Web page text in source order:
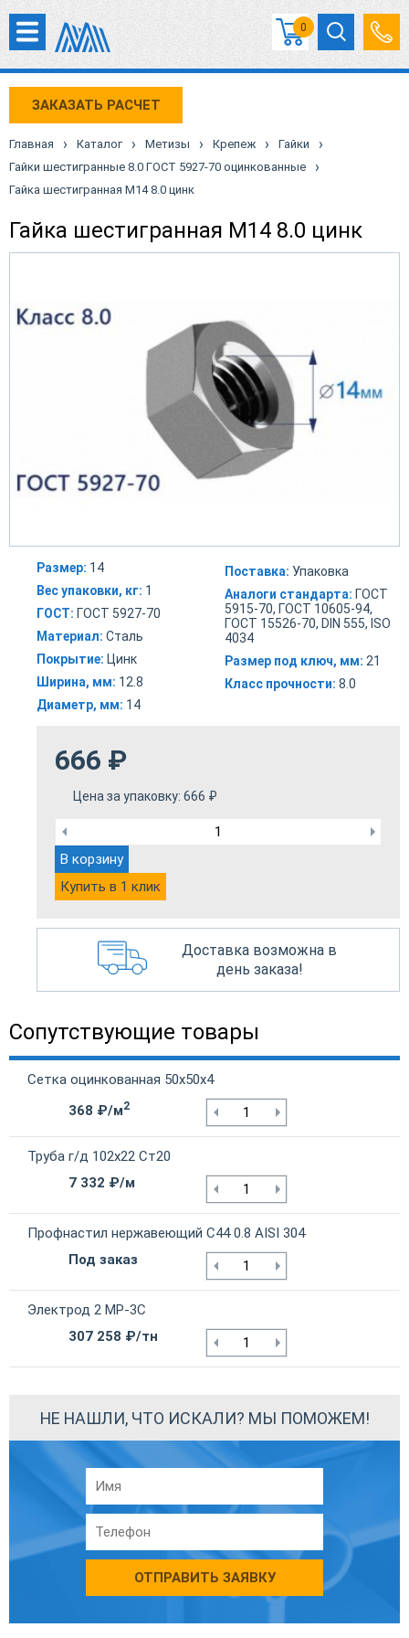
0
ЗАКАЗАТЬ РАСЧЕТ
Главная › Каталог › Метизы › Крепеж › Гайки ›
Гайки шестигранные 8.0 ГОСТ 5927-70 оцинкованные ›
Гайка шестигранная М14 8.0 цинк
Гайка шестигранная М14 8.0 цинк
Размер: 14
Вес упаковки, кг: 1
ГОСТ: ГОСТ 5927-70
Материал: Сталь
Покрытие: Цинк
Ширина, мм: 12.8
Диаметр, мм: 14
Поставка: Упаковка
Аналоги стандарта: ГОСТ
5915-70, ГОСТ 10605-94,
ГОСТ 15526-70, DIN 555, ISO
4034
Размер под ключ, мм: 21
Класс прочности: 8.0
666 ₽
Цена за упаковку: 666 ₽
В корзину
Купить в 1 клик
Доставка возможна в
день заказа!
Сопутствующие товары
Сетка оцинкованная 50х50х4
368 ₽/м2
Труба г/д 102х22 Ст20
7 332 ₽/м
Профнастил нержавеющий С44 0.8 AISI 304
Под заказ
Электрод 2 МР-3С
307 258 ₽/тн
НЕ НАШЛИ, ЧТО ИСКАЛИ? МЫ ПОМОЖЕМ!
ОТПРАВИТЬ ЗАЯВКУ